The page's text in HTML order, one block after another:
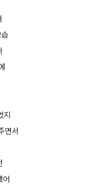
지
면서
어